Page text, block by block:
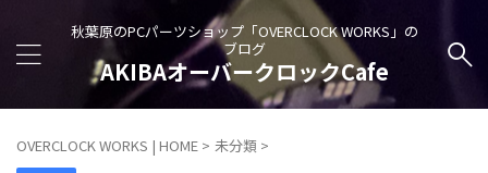
秋葉原のPCパーツショップ「OVERCLOCK WORKS」の
ブログ
AKIBAオーバークロックCafe
OVERCLOCK WORKS | HOME > 未分類 >